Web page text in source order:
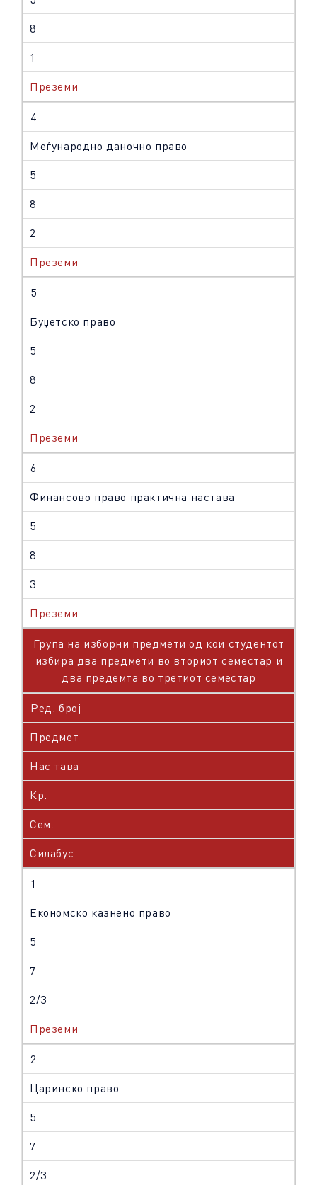
8
1
Преземи
4
Меѓународно даночно право
5
8
2
Преземи
5
Буџетско право
5
8
2
Преземи
6
Финансово право практична настава
5
8
3
Преземи
Група на изборни предмети од кои студентот
избира два предмети во вториот семестар и
два предемта во третиот семестар
Ред. број
Предмет
Нас тава
Кр.
Сем.
Силабус
1
Економско казнено право
5
7
2/3
Преземи
2
Царинско право
5
7
2/3